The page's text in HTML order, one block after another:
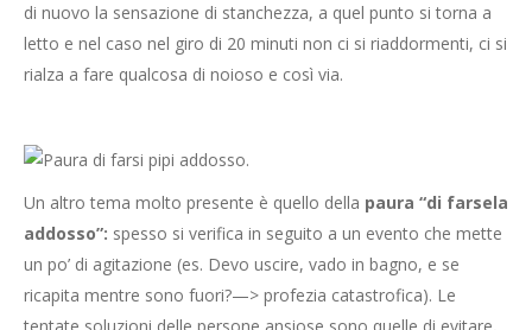
di nuovo la sensazione di stanchezza, a quel punto si torna a
letto e nel caso nel giro di 20 minuti non ci si riaddormenti, ci si
rialza a fare qualcosa di noioso e così via.
Un altro tema molto presente è quello della paura “di farsela
addosso”: spesso si verifica in seguito a un evento che mette
un po’ di agitazione (es. Devo uscire, vado in bagno, e se
ricapita mentre sono fuori?—> profezia catastrofica). Le